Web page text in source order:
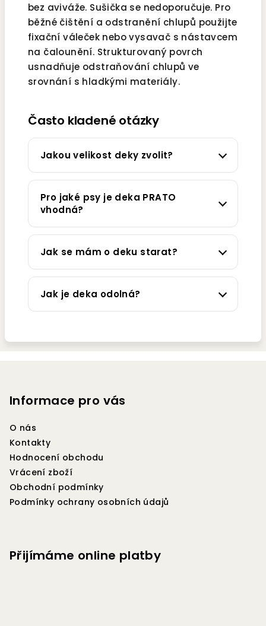
bez aviváže. Sušička se nedoporučuje. Pro
běžné čištění a odstranění chlupů použijte
fixační váleček nebo vysavač s nástavcem
na čalounění. Strukturovaný povrch
usnadňuje odstraňování chlupů ve
srovnání s hladkými materiály.
Často kladené otázky
Jakou velikost deky zvolit?
Pro jaké psy je deka PRATO
vhodná?
Jak se mám o deku starat?
Jak je deka odolná?
Informace pro vás
O nás
Kontakty
Hodnocení obchodu
Vrácení zboží
Obchodní podmínky
Podmínky ochrany osobních údajů
Přijímáme online platby